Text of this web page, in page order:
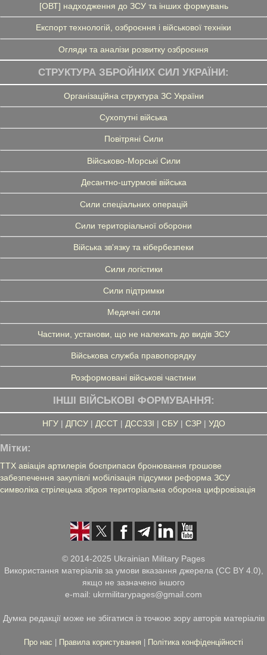
[ОВТ] надходження до ЗСУ та інших формувань
Експорт технологій, озброєння і військової техніки
Огляди та аналізи розвитку озброєння
СТРУКТУРА ЗБРОЙНИХ СИЛ УКРАЇНИ:
Організаційна структура ЗС України
Сухопутні війська
Повітряні Сили
Військово-Морські Сили
Десантно-штурмові війська
Сили спеціальних операцій
Сили територіальної оборони
Війська зв'язку та кібербезпеки
Сили логістики
Сили підтримки
Медичні сили
Частини, установи, що не належать до видів ЗСУ
Військова служба правопорядку
Розформовані військові частини
ІНШІ ВІЙСЬКОВІ ФОРМУВАННЯ:
НГУ| ДПСУ| ДССТ| ДССЗЗІ | СБУ| СЗР| УДО
Мітки:
ТТХ авіація артилерія боєприпаси бронювання грошове
забезпечення закупівлі мобілізація підсумки реформа ЗСУ
символіка стрілецька зброя територіальна оборона цифровізація
© 2014-2025 Ukrainian Military Pages
Використання матеріалів за умови вказання джерела (CC BY 4.0),
якщо не зазначено іншого
e-mail: ukrmilitarypages@gmail.com
Думка редакції може не збігатися із точкою зору авторів матеріалів
Про нас Правила користування Політика конфіденційності